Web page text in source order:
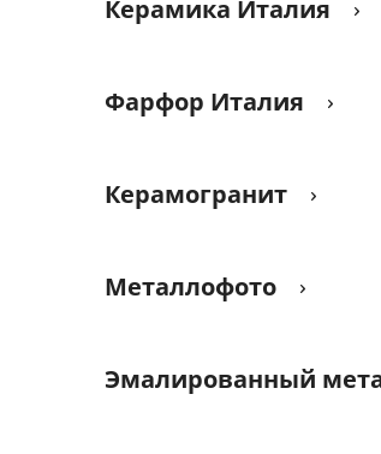
Керамика Италия
Фарфор Италия
Керамогранит
Металлофото
Эмалированный